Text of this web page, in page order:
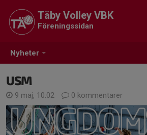
Nyheter
Täby Volley VBK
Föreningssidan
USM
9 maj, 10:02 0 kommentarer